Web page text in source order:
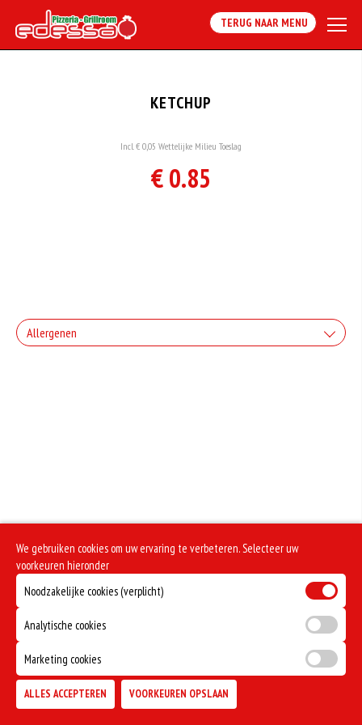
TERUG NAAR MENU
KETCHUP
Incl. € 0,05 Wettelijke Milieu Toeslag
€ 0.85
Allergenen
We gebruiken cookies om uw ervaring te verbeteren. Selecteer uw
voorkeuren hieronder
Noodzakelijke cookies (verplicht)
Analytische cookies
Marketing cookies
ALLES ACCEPTEREN VOORKEUREN OPSLAAN